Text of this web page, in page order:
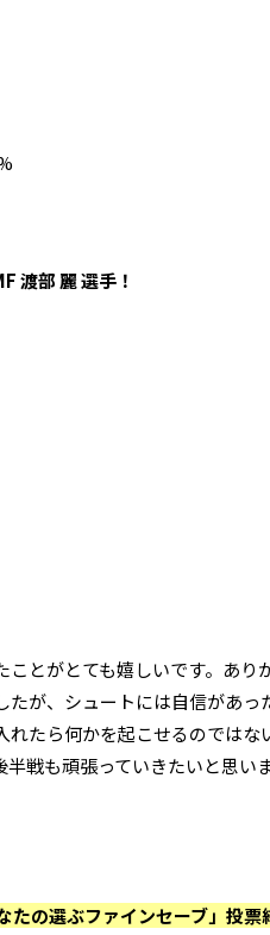
渡部 麗 選手！
とがとても嬉しいです。あり
が、シュートには自信があっ
たら何かを起こせるのではな
戦も頑張っていきたいと思い
選ぶファインセーブ」投票